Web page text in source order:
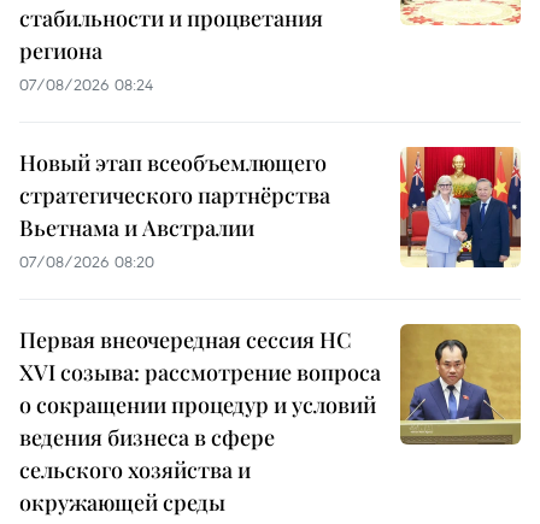
стабильности и процветания
региона
07/08/2026 08:24
Новый этап всеобъемлющего
стратегического партнёрства
Вьетнама и Австралии
07/08/2026 08:20
Первая внеочередная сессия НС
XVI созыва: рассмотрение вопроса
о сокращении процедур и условий
ведения бизнеса в сфере
сельского хозяйства и
окружающей среды